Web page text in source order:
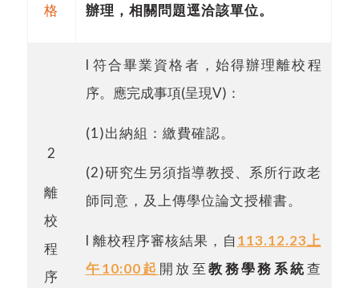
格
辦理，相關問題逕洽該單位。
2
離
校
程
序
l 符合畢業資格者，始得辦理離校程
序。應完成事項(呈現V) ：
(1)出納組：繳費確認。
(2)研究生另須指導教授、系所行政老
師同意，及上傳學位論文授權書。
l 離校程序審核結果，自113.12.23 上
午10:00起 開放至教務學務 系統查